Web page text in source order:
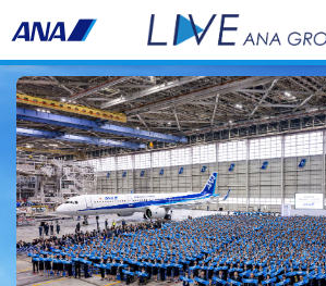
日本語
路線・機材